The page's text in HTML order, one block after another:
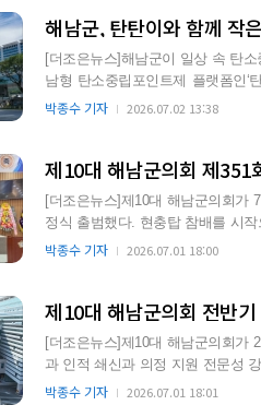
해남군, 탄탄이와 함께 작
[더조은뉴스]해남군이 일상 속 탄
남형 탄소중립포인트제 플랫폼인‘탄소모아
모아 탄탄이`는 일상(Ev…
박종수 기자 2026.07.02 13:38
제10대 해남군의회 제351
[더조은뉴스]제10대 해남군의회가
정식 출범했다. 현충탑 참배를 시작으로 오전 9시 제351회 임시회 제1차 본회의를 열어 전반기 의
장단 선거를 …
박종수 기자 2026.07.01 18:00
제10대 해남군의회 전반
[더조은뉴스]제10대 해남군의회가
과 인적 쇄신과 의정 지원 전문성 강화를
존 오장…
박종수 기자 2026.07.01 18:01